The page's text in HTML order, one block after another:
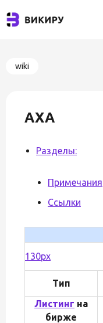
wiki
AXA
Разделы:
Примечания
Ссылки
130px
Тип
Листинг на
бирже